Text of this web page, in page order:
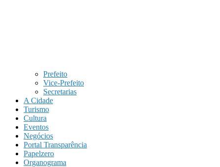
Prefeito
Vice-Prefeito
Secretarias
A Cidade
Turismo
Cultura
Eventos
Negócios
Portal Transparência
Papelzero
Organograma